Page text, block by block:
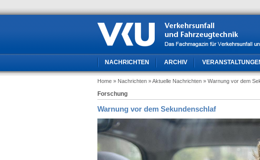
NACHRICHTEN ARCHIV
Home » Nachrichten » Aktuelle Nachrichten » Warnung vor dem
Forschung
Warnung vor dem Sekundenschlaf